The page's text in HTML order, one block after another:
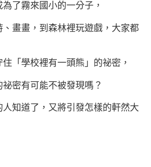
了霧來國小的一分子，
畫畫，到森林裡玩遊戲，大家都
「學校裡有一頭熊」的祕密，
密有可能不被發現嗎？
知道了，又將引發怎樣的軒然大